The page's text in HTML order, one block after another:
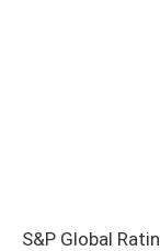
S&P Global